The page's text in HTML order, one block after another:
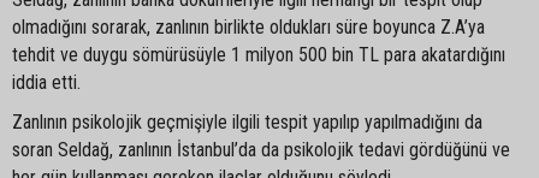
olmadığını sorarak, zanlının birlikte oldukları süre boyunca Z.A’ya
tehdit ve duygu sömürüsüyle 1 milyon 500 bin TL para akatardığını
iddia etti.
Zanlının psikolojik geçmişiyle ilgili tespit yapılıp yapılmadığını da
soran Seldağ, zanlının İstanbul’da da psikolojik tedavi gördüğünü ve